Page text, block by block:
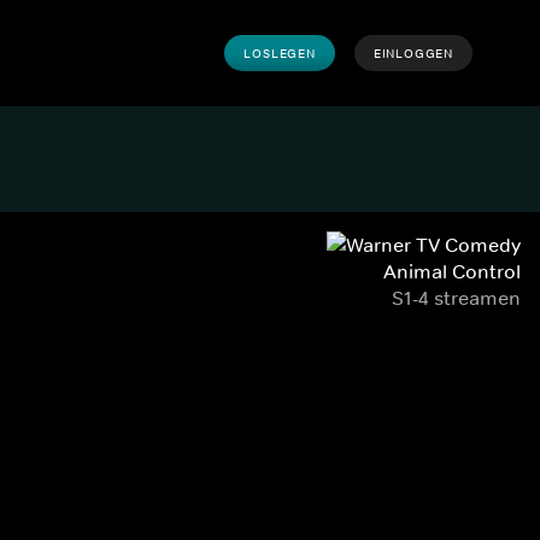
LOSLEGEN EINLOGGEN
Animal Control
S1-4 streamen